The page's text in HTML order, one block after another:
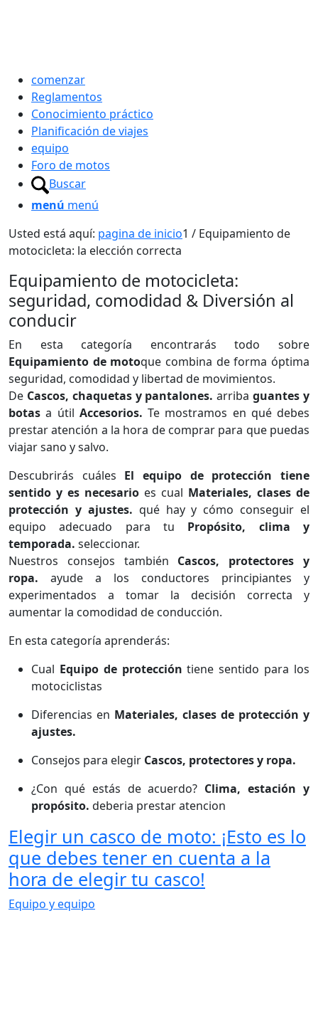
comenzar
Reglamentos
Conocimiento práctico
Planificación de viajes
equipo
Foro de motos
Buscar
menú menú
Usted está aquí: pagina de inicio1 / Equipamiento de
motocicleta: la elección correcta
Equipamiento de motocicleta:
seguridad, comodidad & Diversión al
conducir
En esta categoría encontrarás todo sobre
Equipamiento de motoque combina de forma óptima
seguridad, comodidad y libertad de movimientos.
De Cascos, chaquetas y pantalones. arribaguantes y
botas a útil Accesorios. Te mostramos en qué debes
prestar atención a la hora de comprar para que puedas
viajar sano y salvo.
Descubrirás cuáles El equipo de protección tiene
sentido y es necesario es cual Materiales, clases de
protección y ajustes. qué hay y cómo conseguir el
equipo adecuado para tu Propósito, clima y
temporada. seleccionar.
Nuestros consejos también Cascos, protectores y
ropa. ayude a los conductores principiantes y
experimentados a tomar la decisión correcta y
aumentar la comodidad de conducción.
En esta categoría aprenderás:
Cual Equipo de protección tiene sentido para los
motociclistas
Diferencias en Materiales, clases de protección y
ajustes.
Consejos para elegir Cascos, protectores y ropa.
¿Con qué estás de acuerdo? Clima, estación y
propósito. deberia prestar atencion
Elegir un casco de moto: ¡Esto es lo
que debes tener en cuenta a la
hora de elegir tu casco!
Equipo y equipo